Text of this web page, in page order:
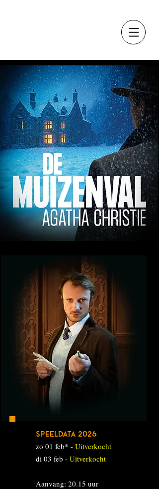
SPEELDATA 2026
zo 01 feb* - Uitverkocht
di 03 feb - Uitverkocht
Aanvang: 20.15 uur